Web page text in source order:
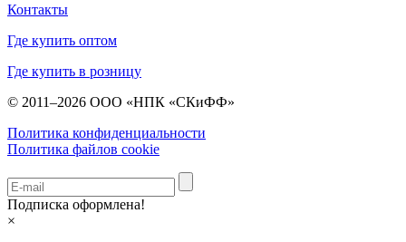
Контакты
Где купить оптом
Где купить в розницу
© 2011–2026 ООО «НПК «СКиФФ»
Политика конфиденциальности
Политика файлов cookie
Подписка оформлена!
×